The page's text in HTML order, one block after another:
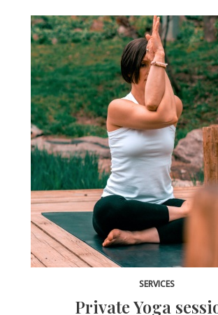
SERVICES
Private Yoga